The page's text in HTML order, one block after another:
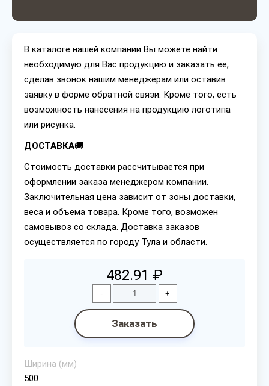
В каталоге нашей компании Вы можете найти
необходимую для Вас продукцию и заказать ее,
сделав звонок нашим менеджерам или оставив
заявку в форме обратной связи. Кроме того, есть
возможность нанесения на продукцию логотипа
или рисунка.
ДОСТАВКА🚚
Стоимость доставки рассчитывается при
оформлении заказа менеджером компании.
Заключительная цена зависит от зоны доставки,
веса и объема товара. Кроме того, возможен
самовывоз со склада. Доставка заказов
осуществляется по городу Тула и области.
482.91 ₽
- +
Заказать
Ширина (мм)
500